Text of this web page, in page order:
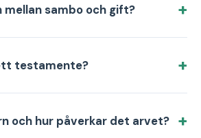
mellan sambo och gift?
testamente?
och hur påverkar det arvet?